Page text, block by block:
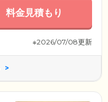
料金見積もり
※2026/07/08更新